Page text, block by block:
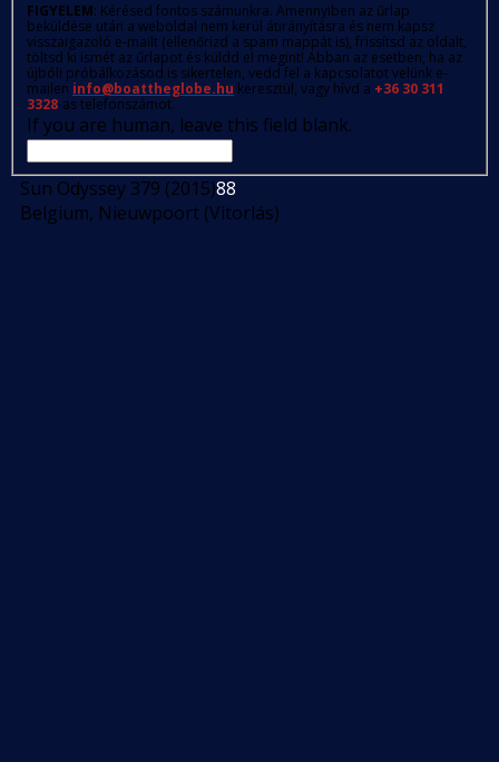
FIGYELEM: Kérésed fontos számunkra. Amennyiben az űrlap
beküldése után a weboldal nem kerül átirányításra és nem kapsz
visszaigazoló e-mailt (ellenőrizd a spam mappát is), frissítsd az oldalt,
töltsd ki ismét az űrlapot és küldd el megint! Abban az esetben, ha az
újbóli próbálkozásod is sikertelen, vedd fel a kapcsolatot velünk e-
mailen info@boattheglobe.hu keresztül, vagy hívd a +36 30 311
3328-as telefonszámot.
If you are human, leave this field blank.
Sun Odyssey 379 (2015)88
Belgium, Nieuwpoort (Vitorlás)